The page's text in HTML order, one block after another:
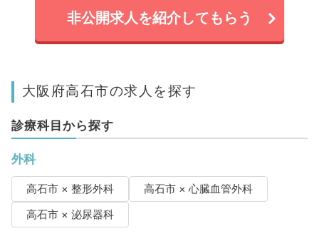
非公開求人を紹介してもらう
大阪府高石市の求人を探す
診療科目から探す
外科
高石市 × 整形外科
高石市 × 心臓血管外科
高石市 × 泌尿器科